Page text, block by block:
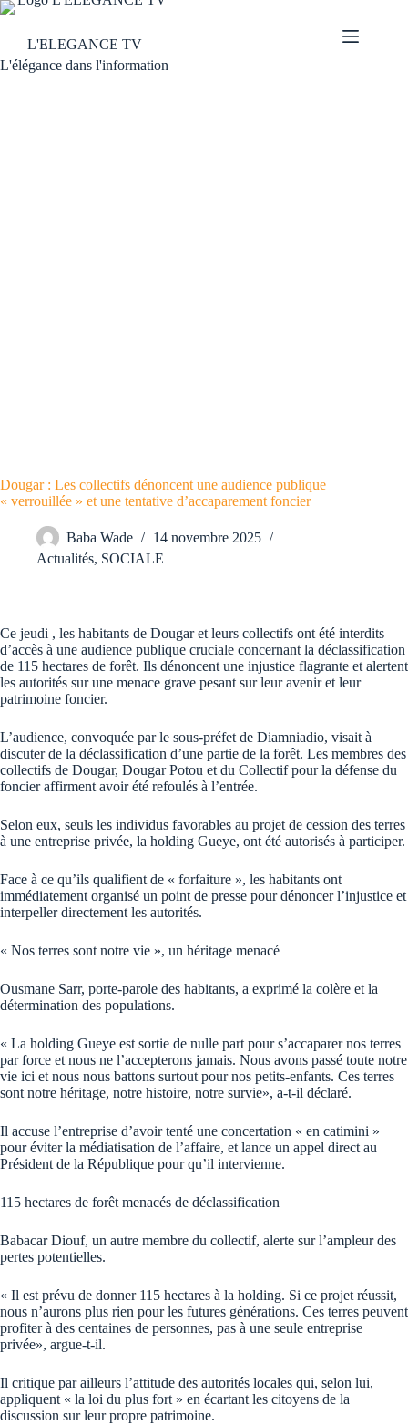
L'ELEGANCE TV
L'élégance dans l'information
Dougar : Les collectifs dénoncent une audience publique
« verrouillée » et une tentative d’accaparement foncier
Baba Wade
14 novembre 2025
Actualités, SOCIALE
Ce jeudi , les habitants de Dougar et leurs collectifs ont été interdits
d’accès à une audience publique cruciale concernant la déclassification
de 115 hectares de forêt. Ils dénoncent une injustice flagrante et alertent
les autorités sur une menace grave pesant sur leur avenir et leur
patrimoine foncier.
L’audience, convoquée par le sous-préfet de Diamniadio, visait à
discuter de la déclassification d’une partie de la forêt. Les membres des
collectifs de Dougar, Dougar Potou et du Collectif pour la défense du
foncier affirment avoir été refoulés à l’entrée.
Selon eux, seuls les individus favorables au projet de cession des terres
à une entreprise privée, la holding Gueye, ont été autorisés à participer.
Face à ce qu’ils qualifient de « forfaiture », les habitants ont
immédiatement organisé un point de presse pour dénoncer l’injustice et
interpeller directement les autorités.
« Nos terres sont notre vie », un héritage menacé
Ousmane Sarr, porte-parole des habitants, a exprimé la colère et la
détermination des populations.
« La holding Gueye est sortie de nulle part pour s’accaparer nos terres
par force et nous ne l’accepterons jamais. Nous avons passé toute notre
vie ici et nous nous battons surtout pour nos petits-enfants. Ces terres
sont notre héritage, notre histoire, notre survie», a-t-il déclaré.
Il accuse l’entreprise d’avoir tenté une concertation « en catimini »
pour éviter la médiatisation de l’affaire, et lance un appel direct au
Président de la République pour qu’il intervienne.
115 hectares de forêt menacés de déclassification
Babacar Diouf, un autre membre du collectif, alerte sur l’ampleur des
pertes potentielles.
« Il est prévu de donner 115 hectares à la holding. Si ce projet réussit,
nous n’aurons plus rien pour les futures générations. Ces terres peuvent
profiter à des centaines de personnes, pas à une seule entreprise
privée», argue-t-il.
Il critique par ailleurs l’attitude des autorités locales qui, selon lui,
appliquent « la loi du plus fort » en écartant les citoyens de la
discussion sur leur propre patrimoine.